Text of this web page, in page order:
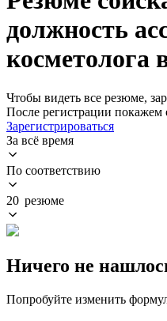
должность
косметолога
Чтобы видеть все резюме,
После регистрации
Зарегистрироваться
За всё время
По соответствию
20 резюме
Ничего не
Попробуйте изменить